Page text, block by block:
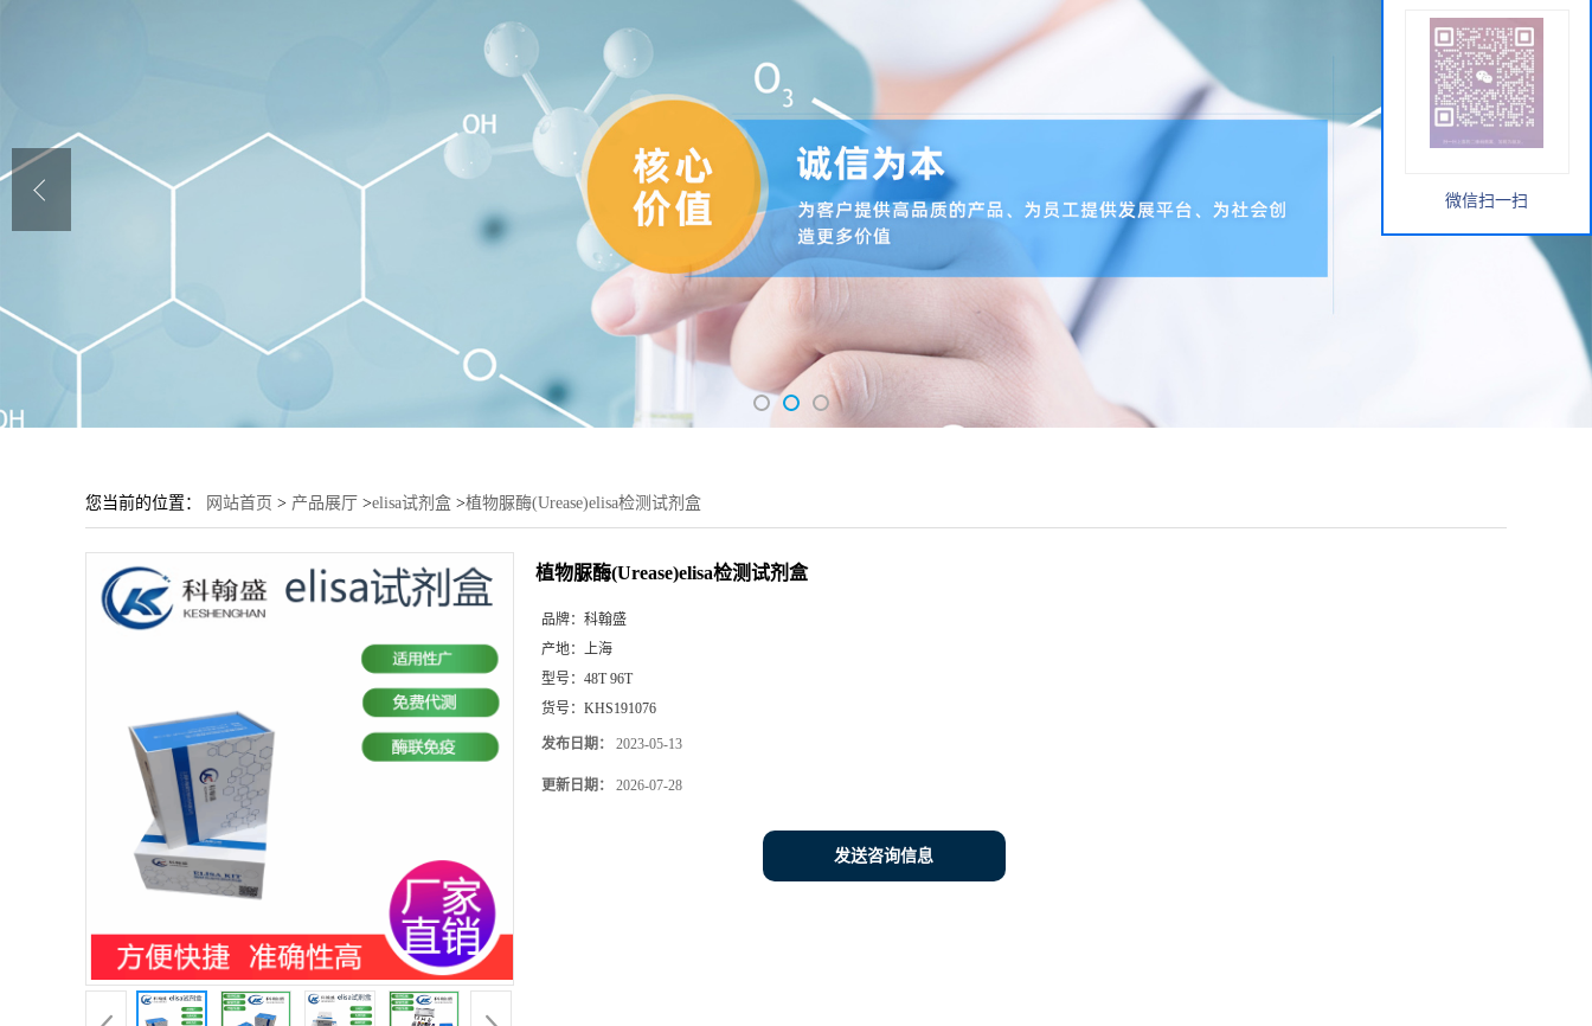
您当前的位置： 网站首页 > 产品展厅 >elisa试剂盒 >植物脲酶(Urease)elisa检测试剂盒
植物脲酶(Urease)elisa检测试剂盒
品牌： 科翰盛
产地： 上海
型号： 48T 96T
货号： KHS191076
发布日期： 2023-05-13
更新日期： 2026-07-28
发送咨询信息
微信扫一扫